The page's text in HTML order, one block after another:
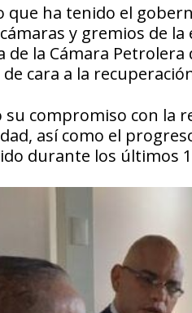
ha tenido el
y gremios de
la Cámara Petrolera
cara a la
compromiso con la
así como el
durante los últimos